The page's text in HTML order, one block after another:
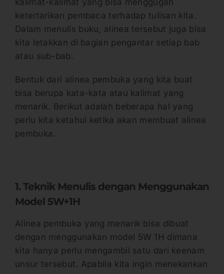
kalimat-kalimat yang bisa menggugah
ketertarikan pembaca terhadap tulisan kita.
Dalam menulis buku, alinea tersebut juga bisa
kita letakkan di bagian pengantar setiap bab
atau sub-bab.
Bentuk dari alinea pembuka yang kita buat
bisa berupa kata-kata atau kalimat yang
menarik. Berikut adalah beberapa hal yang
perlu kita ketahui ketika akan membuat alinea
pembuka.
1. Teknik Menulis dengan Menggunakan
Model 5W+1H
Alinea pembuka yang menarik bisa dibuat
dengan menggunakan model 5W 1H dimana
kita hanya perlu mengambil satu dari keenam
unsur tersebut. Apabila kita ingin menekankan